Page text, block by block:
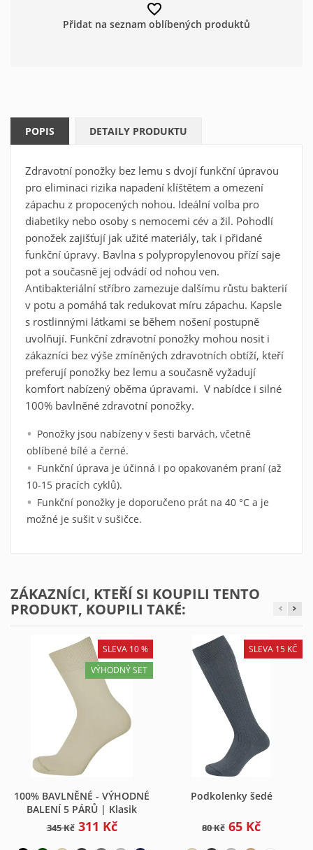
favorite_border
Přidat na seznam oblíbených produktů
POPIS DETAILY PRODUKTU
Zdravotní ponožky bez lemu s dvojí funkční úpravou
pro eliminaci rizika napadení klíštětem a omezení
zápachu z propocených nohou. Ideální volba pro
diabetiky nebo osoby s nemocemi cév a žil. Pohodlí
ponožek zajišťují jak užité materiály, tak i přidané
funkční úpravy. Bavlna s polypropylenovou přízí saje
pot a současně jej odvádí od nohou ven.
Antibakteriální stříbro zamezuje dalšímu růstu bakterií
v potu a pomáhá tak redukovat míru zápachu. Kapsle
s rostlinnými látkami se během nošení postupně
uvolňují. Funkční zdravotní ponožky mohou nosit i
zákazníci bez výše zmíněných zdravotních obtíží, kteří
preferují ponožky bez lemu a současně vyžadují
komfort nabízený oběma úpravami. V nabídce i silné
100% bavlněné zdravotní ponožky.
Ponožky jsou nabízeny v šesti barvách, včetně
oblíbené bílé a černé.
Funkční úprava je účinná i po opakovaném praní (až
10-15 pracích cyklů).
Funkční ponožky je doporučeno prát na 40 °C a je
možné je sušit v sušičce.
ZÁKAZNÍCI, KTEŘÍ SI KOUPILI TENTO
PRODUKT, KOUPILI TAKÉ:
SLEVA 10 %
VÝHODNÝ SET
100% BAVLNĚNÉ - VÝHODNÉ
BALENÍ 5 PÁRŮ | Klasik
345 Kč 311 Kč
SLEVA 15 KČ
Podkolenky šedé
80 Kč 65 Kč
Můj seznam přání ×
add_circle_outlineVytvořit nový seznam
Vytvořit seznam oblíbených
produktů
×
Název seznamu oblíbených produktů
Zrušit
Vytvořit seznam oblíbených produktů
Přihlásit se ×
Musíte být přihlášen, abyste si mohli výrobky uložit do
svého seznamu oblíbených produktů.
Zrušit Přihlásit se